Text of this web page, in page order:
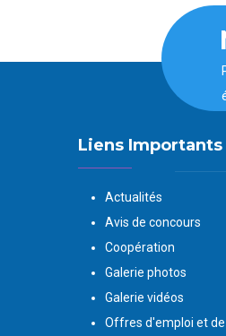
Liens Importants
Actualités
Avis de concours
Coopération
Galerie photos
Galerie vidéos
Offres d'emploi et